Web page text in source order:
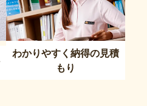
わかりやすく納得の見積
もり